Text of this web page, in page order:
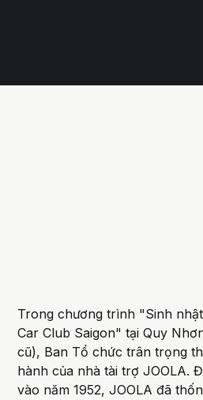
Trong chương trình "Sinh
Car Club Saigon" tại Quy
cũ), Ban Tổ chức trân trọng
hành của nhà tài trợ JOOLA.
vào năm 1952, JOOLA đã